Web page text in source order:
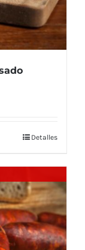
Detalles